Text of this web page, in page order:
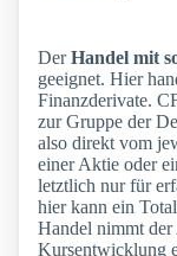
DerHandel mit
geeignet. Hier
Finanzderivate.
zur Gruppe der
also direkt vom
einer Aktie oder
letztlich nur für
hier kann ein
Handel nimmt
Kursentwicklung